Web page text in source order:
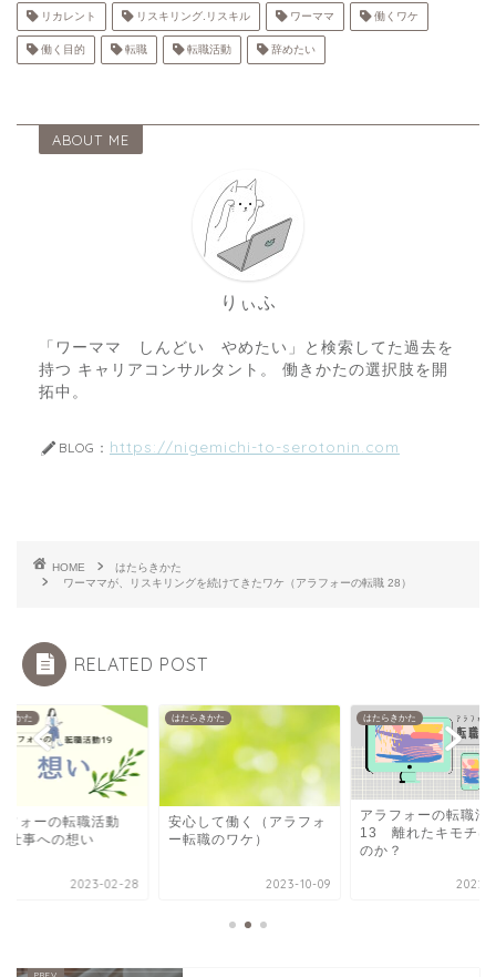
リカレント リスキリング.リスキル ワーママ 働くワケ
働く目的 転職 転職活動 辞めたい
ABOUT ME
りぃふ
「ワーママ しんどい やめたい」と検索してた過去を
持つ キャリアコンサルタント。 働きかたの選択肢を開
拓中。
BLOG： https://nigemichi-to-serotonin.com
HOME
はたらきかた
ワーママが、リスキリングを続けてきたワケ（アラフォーの転職 28）
RELATED POST
きかた
フォーの転職活動
事への想い
2023-02-28
はたらきかた
安心して働く（アラフォ
ー転職のワケ）
2023-10-09
はたらきかた
アラフォーの転職活
13 離れたキモチは
のか？
2022-